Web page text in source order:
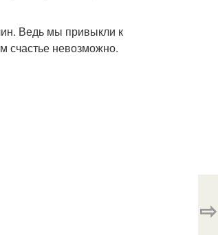
Ведь мы привыкли к
счастье невозможно.
⇨